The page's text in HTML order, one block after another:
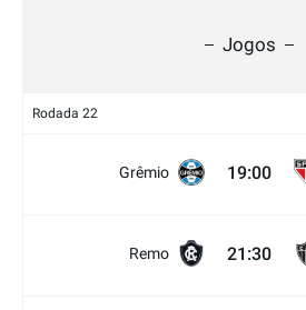
Jogos
Rodada 22
Grêmio 19:00
Remo 21:30